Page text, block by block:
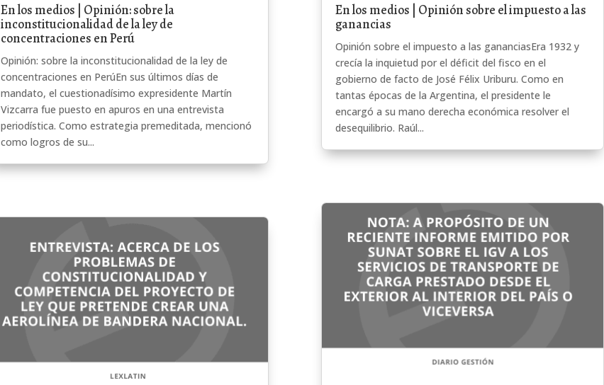
En los medios | Opinión: sobre la
inconstitucionalidad de la ley de
concentraciones en Perú
Opinión: sobre la inconstitucionalidad de la ley de
concentraciones en PerúEn sus últimos días de
mandato, el cuestionadísimo expresidente Martín
Vizcarra fue puesto en apuros en una entrevista
periodística. Como estrategia premeditada, mencionó
como logros de su...
En los medios | Opinión sobre el impuesto a las
ganancias
Opinión sobre el impuesto a las gananciasEra 1932 y
crecía la inquietud por el déficit del fisco en el
gobierno de facto de José Félix Uriburu. Como en
tantas épocas de la Argentina, el presidente le
encargó a su mano derecha económica resolver el
desequilibrio. Raúl...